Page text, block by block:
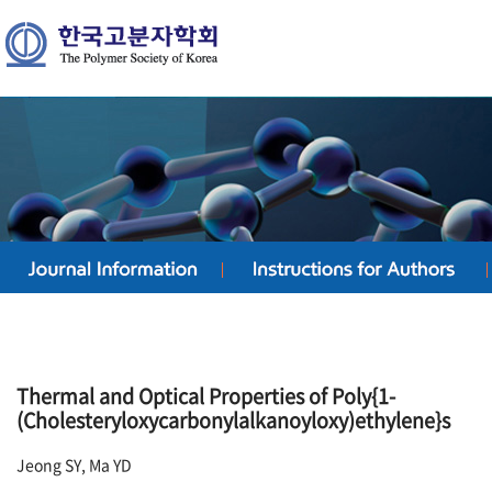
Thermal and Optical Properties of Poly{1-
(Cholesteryloxycarbonylalkanoyloxy)ethylene}s
Jeong SY, Ma YD